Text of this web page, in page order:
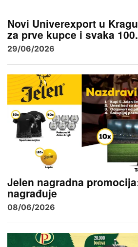
Novi Univerexport u
za prve kupce i svaka
29/06/2026
Jelen nagradna
nagrađuje
08/06/2026